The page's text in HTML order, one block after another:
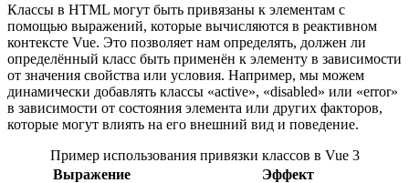
Классы в HTML могут быть привязаны к элементам с
помощью выражений, которые вычисляются в реактивном
контексте Vue. Это позволяет нам определять, должен ли
определённый класс быть применён к элементу в зависимости
от значения свойства или условия. Например, мы можем
динамически добавлять классы «active», «disabled» или «error»
в зависимости от состояния элемента или других факторов,
которые могут влиять на его внешний вид и поведение.
Пример использования привязки классов в Vue 3
Выражение
Эффект